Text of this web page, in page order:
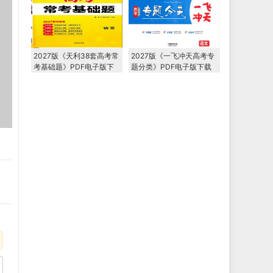
2027版《天利38套高考常
考基础题》PDF电子版下
2027版《一飞冲天高考专
题分类》PDF电子版下载